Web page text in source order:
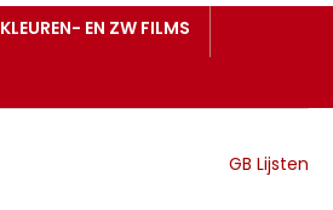
KLEUREN- EN ZW FILMS
GB Lijsten